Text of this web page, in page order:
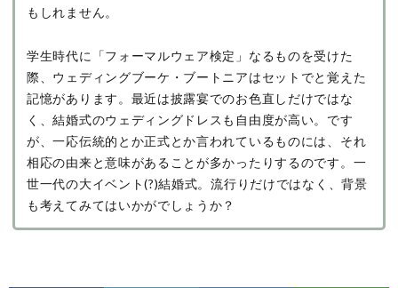
もしれません。
学生時代に「フォーマルウェア検定」なるものを受けた
際、ウェディングブーケ・ブートニアはセットでと覚えた
記憶があります。最近は披露宴でのお色直しだけではな
く、結婚式のウェディングドレスも自由度が高い。です
が、一応伝統的とか正式とか言われているものには、それ
相応の由来と意味があることが多かったりするのです。一
世一代の大イベント(?)結婚式。流行りだけではなく、背景
も考えてみてはいかがでしょうか？